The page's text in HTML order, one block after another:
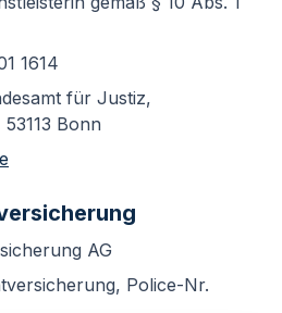
1614
für Justiz,
Bonn
AG
Police-Nr.